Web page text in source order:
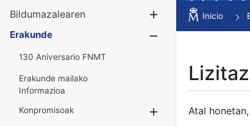
Bildumazalearen
Erakunde
130 Aniversario FNMT
Erakunde mailako
Informazioa
Konpromisoak
Erakutsi/
Inicio
Atal